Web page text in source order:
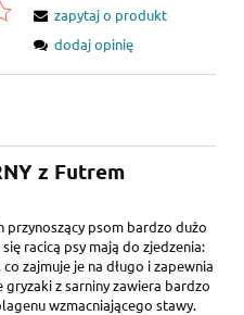
zapytaj o produkt
dodaj opinię
z Futrem
przynoszący psom bardzo dużo
racicą psy mają do zjedzenia:
zajmuje je na długo i zapewnia
z sarniny zawiera bardzo
wzmacniającego stawy.